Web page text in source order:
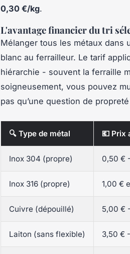
0,30 €/kg.
L'avantage financier du tri
Mélanger tous les métaux dans
blanc au ferrailleur. Le tarif
hiérarchie - souvent la ferraille
soigneusement, vous pouvez
pas qu’une question de
🔍 Type de métal 💶 Prix
Inox 304 (propre) 0,50 €
Inox 316 (propre) 1,00 €
Cuivre (dépouillé) 5,00 €
Laiton (sans flexible) 3,50 €